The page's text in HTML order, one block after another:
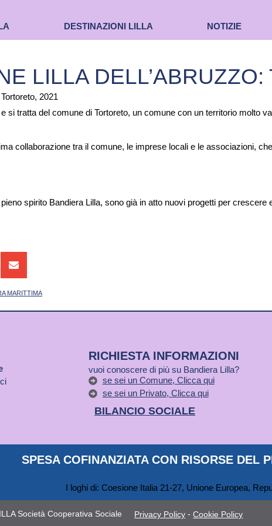
DESTINAZIONI LILLA NOTIZIE
LILLA DELL’ABRUZZO:
si tratta del comune di Tortoreto, un comune con un territorio molto
collaborazione tra il comune, le imprese locali e le associazioni,
spirito Bandiera Lilla, sono già in atto nuovi progetti per
MARITTIMA
RICHIESTA INFORMAZIONI
vuoi conoscere di più su Bandiera Lilla?
se sei un Comune, Clicca qui
se sei un Privato, Clicca qui
BILANCIO SOCIALE
SPESA COFINANZIATA CON RISORSE DEL
Società Cooperativa Sociale Privacy Policy -Cookie Policy